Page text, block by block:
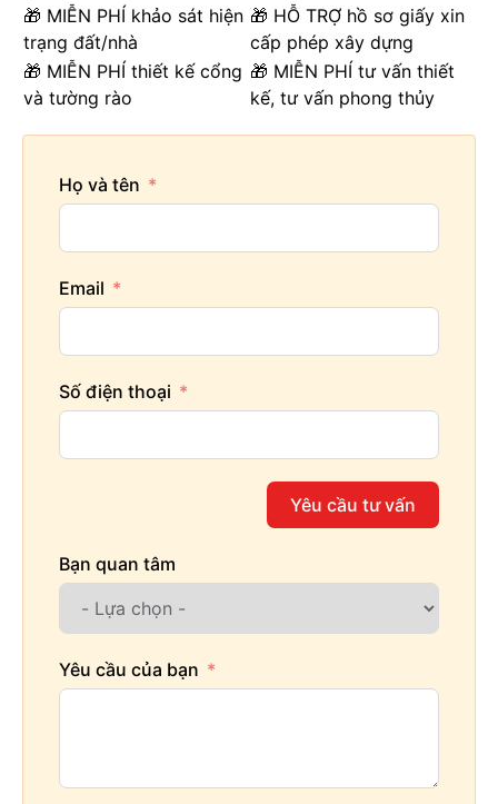
🎁 MIỄN PHÍ khảo sát hiện
trạng đất/nhà
🎁 HỖ TRỢ hồ sơ giấy xin
cấp phép xây dựng
🎁 MIỄN PHÍ thiết kế cổng
và tường rào
🎁 MIỄN PHÍ tư vấn thiết
kế, tư vấn phong thủy
Họ và tên
Email
Số điện thoại
Yêu cầu tư vấn
Bạn quan tâm
Yêu cầu của bạn